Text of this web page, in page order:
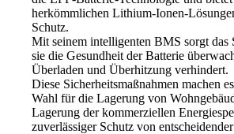
herkömmlichen Lithium-Ionen-
Schutz.
Mit seinem intelligenten BMS sorgt das
sie die Gesundheit der Batterie
Überladen und Überhitzung verhindert.
Diese Sicherheitsmaßnahmen machen
Wahl für die Lagerung von
Lagerung der kommerziellen
zuverlässiger Schutz von